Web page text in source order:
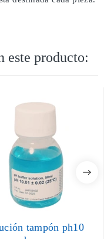
este producto:
tampón ph10